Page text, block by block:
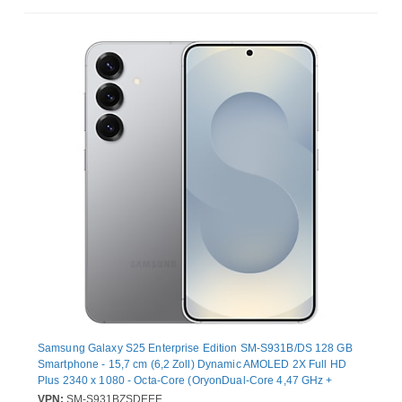
Samsung Galaxy S25 Enterprise Edition SM-S931B/DS 128 GB
Smartphone - 15,7 cm (6,2 Zoll) Dynamic AMOLED 2X Full HD
Plus 2340 x 1080 - Octa-Core (OryonDual-Core 4,47 GHz +
Oryon Hexa-Core 3,53 GHz - 12 GB RAM - Android 15 - 5G -